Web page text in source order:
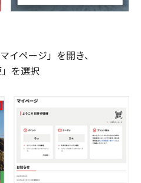
イページ」を開き、
を選択